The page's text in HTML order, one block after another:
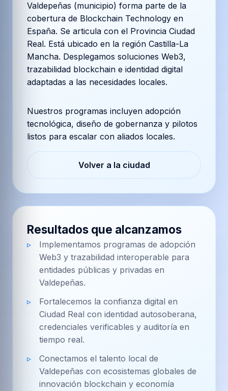
Valdepeñas (municipio) forma parte de la
cobertura de Blockchain Technology en
España. Se articula con el Provincia Ciudad
Real. Está ubicado en la región Castilla-La
Mancha. Desplegamos soluciones Web3,
trazabilidad blockchain e identidad digital
adaptadas a las necesidades locales.
Nuestros programas incluyen adopción
tecnológica, diseño de gobernanza y pilotos
listos para escalar con aliados locales.
Volver a la ciudad
Resultados que alcanzamos
Implementamos programas de adopción
Web3 y trazabilidad interoperable para
entidades públicas y privadas en
Valdepeñas.
Fortalecemos la confianza digital en
Ciudad Real con identidad autosoberana,
credenciales verificables y auditoría en
tiempo real.
Conectamos el talento local de
Valdepeñas con ecosistemas globales de
innovación blockchain y economía